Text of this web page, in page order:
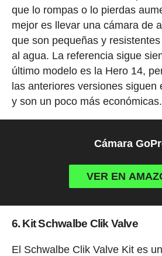
que lo rompas o lo pierdas
mejor es llevar una cámara de
que son pequeñas y
al agua. La referencia sigue
último modelo es la Hero 14,
las anteriores versiones siguen
y son un poco más económicas.
Cámara
VER EN
6. Kit Schwalbe Clik Valve
El Schwalbe Clik Valve Kit es